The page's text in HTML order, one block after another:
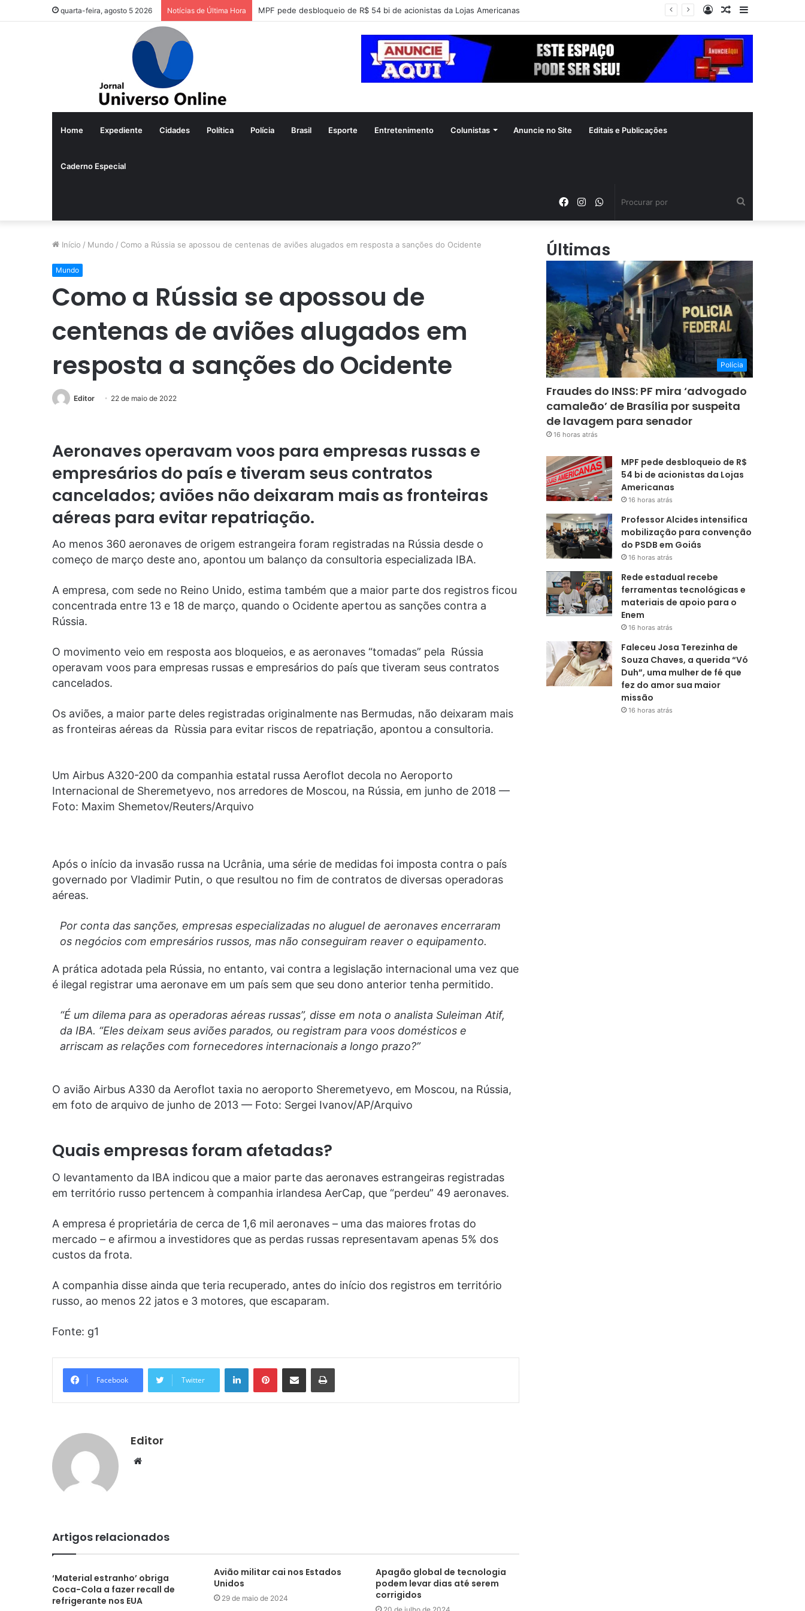
quarta-feira, agosto 5 2026 Notícias de Última Hora Professor Alcides intensifica mobilização para convenção do PSDB em Goiás
Barra
Artigo
Entrar
Home Expediente Cidades Política Polícia Brasil Esporte Entretenimento Colunistas Anuncie no Site Editais e Publicações
Caderno Especial
WhatsApp
Instagram
Facebook
Início / Mundo / Como a Rússia se apossou de centenas de aviões alugados em resposta a sanções do Ocidente
Mundo
Como a Rússia se apossou de
centenas de aviões alugados em
resposta a sanções do Ocidente
Editor 22 de maio de 2022
Aeronaves operavam voos para empresas russas e
empresários do país e tiveram seus contratos
cancelados; aviões não deixaram mais as fronteiras
aéreas para evitar repatriação.
Ao menos 360 aeronaves de origem estrangeira foram registradas na Rússia desde o
começo de março deste ano, apontou um balanço da consultoria especializada IBA.
A empresa, com sede no Reino Unido, estima também que a maior parte dos registros ficou
concentrada entre 13 e 18 de março, quando o Ocidente apertou as sanções contra a
Rússia.
O movimento veio em resposta aos bloqueios, e as aeronaves “tomadas” pela Rússia
operavam voos para empresas russas e empresários do país que tiveram seus contratos
cancelados.
Os aviões, a maior parte deles registradas originalmente nas Bermudas, não deixaram mais
as fronteiras aéreas da Rùssia para evitar riscos de repatriação, apontou a consultoria.
Um Airbus A320-200 da companhia estatal russa Aeroflot decola no Aeroporto
Internacional de Sheremetyevo, nos arredores de Moscou, na Rússia, em junho de 2018 —
Foto: Maxim Shemetov/Reuters/Arquivo
Após o início da invasão russa na Ucrânia, uma série de medidas foi imposta contra o país
governado por Vladimir Putin, o que resultou no fim de contratos de diversas operadoras
aéreas.
Por conta das sanções, empresas especializadas no aluguel de aeronaves encerraram
os negócios com empresários russos, mas não conseguiram reaver o equipamento.
A prática adotada pela Rússia, no entanto, vai contra a legislação internacional uma vez que
é ilegal registrar uma aeronave em um país sem que seu dono anterior tenha permitido.
“É um dilema para as operadoras aéreas russas”, disse em nota o analista Suleiman Atif,
da IBA. “Eles deixam seus aviões parados, ou registram para voos domésticos e
arriscam as relações com fornecedores internacionais a longo prazo?”
O avião Airbus A330 da Aeroflot taxia no aeroporto Sheremetyevo, em Moscou, na Rússia,
em foto de arquivo de junho de 2013 — Foto: Sergei Ivanov/AP/Arquivo
Quais empresas foram afetadas?
O levantamento da IBA indicou que a maior parte das aeronaves estrangeiras registradas
em território russo pertencem à companhia irlandesa AerCap, que “perdeu” 49 aeronaves.
A empresa é proprietária de cerca de 1,6 mil aeronaves – uma das maiores frotas do
mercado – e afirmou a investidores que as perdas russas representavam apenas 5% dos
custos da frota.
A companhia disse ainda que teria recuperado, antes do início dos registros em território
russo, ao menos 22 jatos e 3 motores, que escaparam.
Fonte: g1
Facebook Twitter
LinkedinPinterestCompartilhar via e-mail Imprimir
Editor
Website
Artigos relacionados
‘Material estranho’ obriga
Coca-Cola a fazer recall de
refrigerante nos EUA
Avião militar cai nos Estados
Unidos
29 de maio de 2024
Apagão global de tecnologia
podem levar dias até serem
corrigidos
Últimas
Polícia
Fraudes do INSS: PF mira ‘advogado
camaleão’ de Brasília por suspeita
de lavagem para senador
16 horas atrás
MPF pede desbloqueio de R$
54 bi de acionistas da Lojas
Americanas
16 horas atrás
Professor Alcides intensifica
mobilização para convenção
do PSDB em Goiás
16 horas atrás
Rede estadual recebe
ferramentas tecnológicas e
materiais de apoio para o
Enem
16 horas atrás
Faleceu Josa Terezinha de
Souza Chaves, a querida “Vó
Duh”, uma mulher de fé que
fez do amor sua maior
missão
16 horas atrás